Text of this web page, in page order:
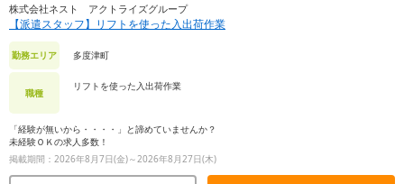
株式会社ネスト アクトライズグループ
【派遣スタッフ】リフトを使った入出荷作業
勤務エリア 多度津町
職種
リフトを使った入出荷作業
「経験が無いから・・・・」と諦めていませんか？
未経験ＯＫの求人多数！
掲載期間：2026年8月7日(金)～2026年8月27日(木)